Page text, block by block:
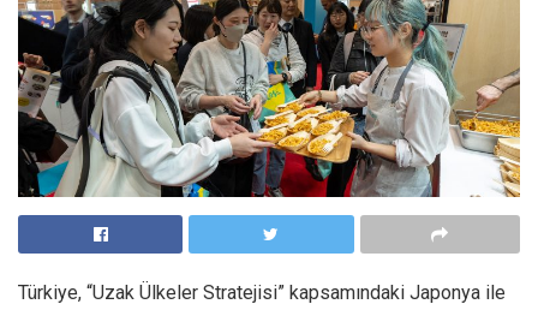
Türkiye, “Uzak Ülkeler Stratejisi” kapsamındaki Japonya ile